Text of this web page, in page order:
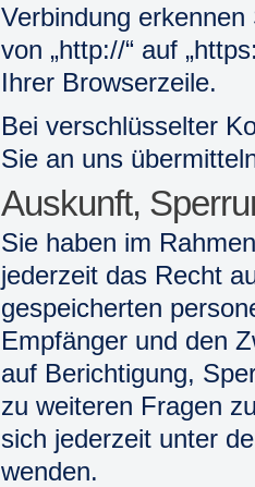
Verbindung
von „http://“ auf
Ihrer Browserzeile.
Bei verschlüsselter
Sie an uns
Auskunft,
Sie haben im
jederzeit das Recht
gespeicherten
Empfänger und den
auf Berichtigung,
zu weiteren Fragen
sich jederzeit unter
wenden.